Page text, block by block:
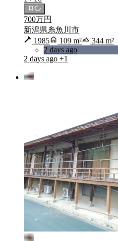
700万円
新潟県糸魚川市
1985
109 m²
344 m²
2 days ago
2 days ago +1